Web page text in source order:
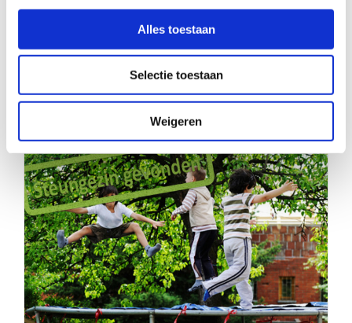
Alles toestaan
Selectie toestaan
Weigeren
Samen op pad